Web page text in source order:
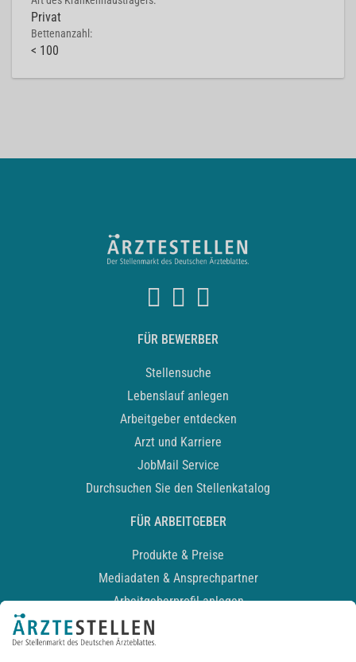
Privat
Bettenanzahl:
< 100
FÜR BEWERBER
Stellensuche
Lebenslauf anlegen
Arbeitgeber entdecken
Arzt und Karriere
JobMail Service
Durchsuchen Sie den Stellenkatalog
FÜR ARBEITGEBER
Produkte & Preise
Mediadaten & Ansprechpartner
Arbeitgeberprofil anlegen
Recruiting-Podcast